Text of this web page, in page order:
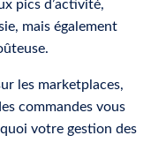
pics d’activité,
mais également
les marketplaces,
commandes vous
votre gestion des